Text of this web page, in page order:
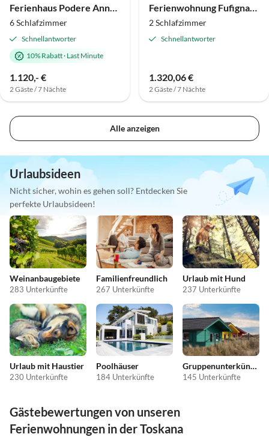
Ferienhaus Podere Annamaria
6 Schlafzimmer
Schnellantworter
10% Rabatt· Last Minute
1.120,- €
2 Gäste / 7 Nächte
Ferienwohnung Fufignano
2 Schlafzimmer
Schnellantworter
1.320,06 €
2 Gäste / 7 Nächte
Alle anzeigen
Urlaubsideen
Nicht sicher, wohin es gehen soll? Entdecken Sie
perfekte Urlaubsideen!
Weinanbaugebiete
283 Unterkünfte
Familienfreundlich
267 Unterkünfte
Urlaub mit Hund
237 Unterkünfte
Urlaub mit Haustier
230 Unterkünfte
Poolhäuser
184 Unterkünfte
Gruppenunterkünfte
145 Unterkünfte
Gästebewertungen von unseren
Ferienwohnungen in der Toskana